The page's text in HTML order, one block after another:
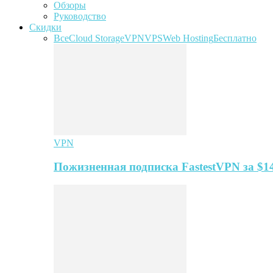
Обзоры
Руководство
Скидки
ВсеCloud StorageVPNVPSWeb HostingБесплатно
VPN
Пожизненная подписка FastestVPN за